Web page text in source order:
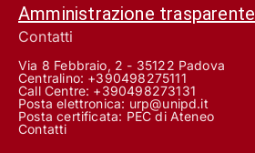
Amministrazione trasparente
Contatti
Via 8 Febbraio, 2 - 35122 Padova
Centralino: +390498275111
Call Centre: +390498273131
Posta elettronica: urp@unipd.it
Posta certificata: PEC di Ateneo
Contatti